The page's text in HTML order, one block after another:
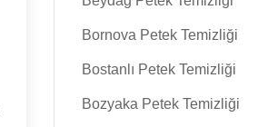
Bornova Petek Temizliği
Bostanlı Petek Temizliği
Bozyaka Petek Temizliği